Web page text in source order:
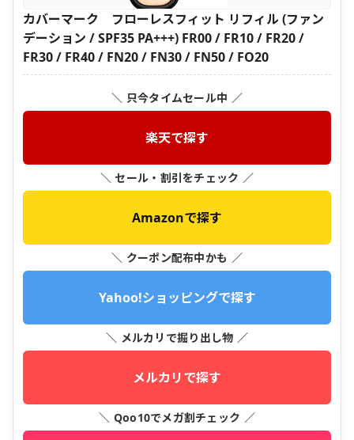
カバーマーク フローレスフィット リフィル (ファン
デーション / SPF35 PA+++) FR00 / FR10 / FR20 /
FR30 / FR40 / FN20 / FN30 / FN50 / FO20
＼ 只今タイムセール中 ／
楽天で探す
＼ セール・割引をチェック ／
Amazonで探す
＼ クーポン配布中かも ／
Yahoo!ショッピングで探す
＼ メルカリで掘り出し物 ／
メルカリで探す
＼ Qoo10でメガ割チェック ／